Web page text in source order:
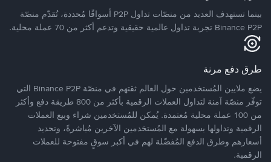
بينما تستهدف العديد من منصّات تداول P2P أسواقًا مُحددة، تُقدّم منصّة
Binance P2P تجربة تداول عالمية حقيقية وتدعم أكثر من 70 عملة محلية.
طرق دفع مرنة
يضع ملايين المُستخدمين حول العالم ثقتهم في منصّة Binance P2P التي
توفّر منصّة آمنة لتداول العملات الرقمية بأكثر من 800 طريقة دفع وأكثر
من 100 عملة محلية مُعتمدة. يُمكن للمُستخدمين شراء وبيع العملات
الرقمية وتداولها بسهولة مع المُستخدمين الآخرين مُباشرةً، وتحديد
أسعارهم وطرق الدفع المُفضّلة لهم في أكبر سوقٍ مفتوحة للعملات
الرقمية.